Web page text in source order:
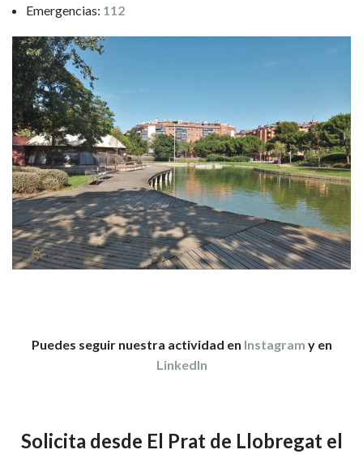
Emergencias: 112
Puedes seguir nuestra actividad en Instagram y en
LinkedIn
Solicita desde El Prat de Llobregat el